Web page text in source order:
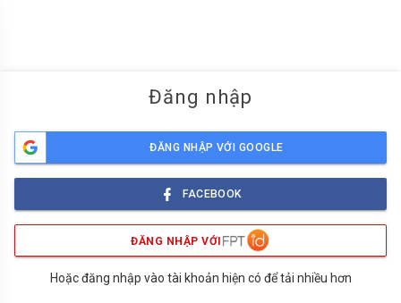
Đăng nhập
ĐĂNG NHẬP VỚI GOOGLE
FACEBOOK
ĐĂNG NHẬP VỚI
Hoặc đăng nhập vào tài khoản hiện có để tải nhiều hơn